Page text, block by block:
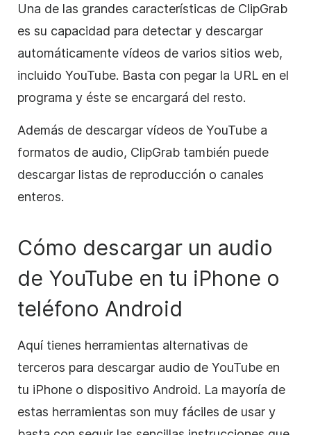
Una de las grandes características de ClipGrab
es su capacidad para detectar y descargar
automáticamente vídeos de varios sitios web,
incluido YouTube. Basta con pegar la URL en el
programa y éste se encargará del resto.
Además de descargar vídeos de YouTube a
formatos de audio, ClipGrab también puede
descargar listas de reproducción o canales
enteros.
Cómo descargar un audio
de YouTube en tu iPhone o
teléfono Android
Aquí tienes herramientas alternativas de
terceros para descargar audio de YouTube en
tu iPhone o dispositivo Android. La mayoría de
estas herramientas son muy fáciles de usar y